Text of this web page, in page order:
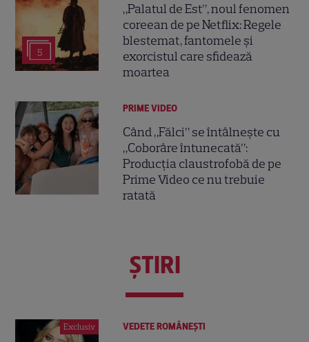
5
„Palatul de Est”, noul fenomen
coreean de pe Netflix: Regele
blestemat, fantomele și
exorcistul care sfidează
moartea
PRIME VIDEO
Când „Fălci” se întâlnește cu
„Coborâre întunecată”:
Producția claustrofobă de pe
Prime Video ce nu trebuie
ratată
ŞTIRI
Exclusiv VEDETE ROMÂNEŞTI